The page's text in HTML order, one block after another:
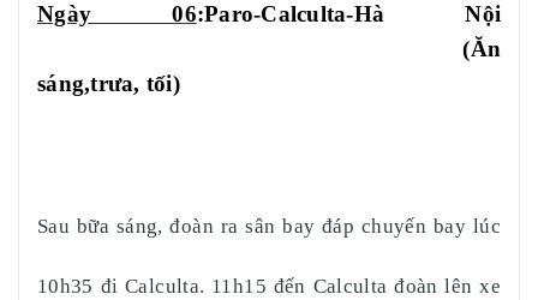
Ngày 06:Paro-Calculta-Hà Nội
(Ăn
sáng,trưa, tối)
Sau bữa sáng, đoàn ra sân bay đáp chuyến bay lúc
10h35 đi Calculta. 11h15 đến Calculta đoàn lên xe